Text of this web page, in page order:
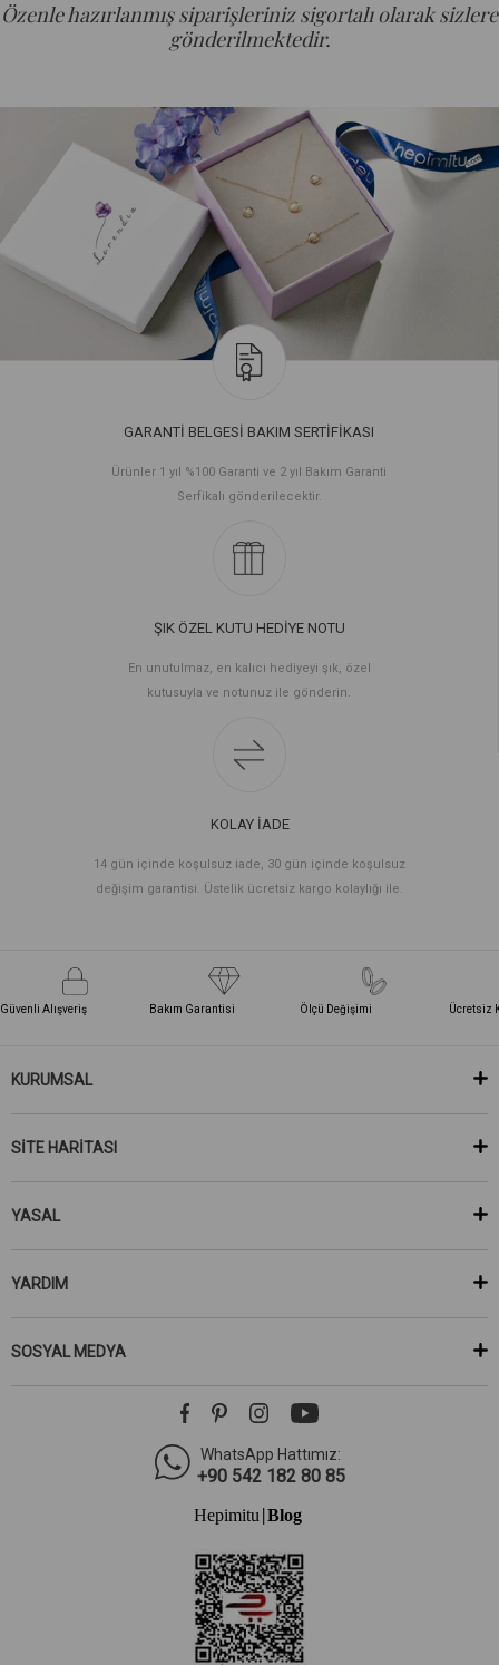
Özenle hazırlanmış siparişleriniz sigortalı olarak sizlere
gönderilmektedir.
GARANTİ BELGESİ BAKIM SERTİFİKASI
Ürünler 1 yıl %100 Garanti ve 2 yıl Bakım Garanti
Serfikalı gönderilecektir.
ŞIK ÖZEL KUTU HEDİYE NOTU
En unutulmaz, en kalıcı hediyeyi şık, özel
kutusuyla ve notunuz ile gönderin.
KOLAY İADE
14 gün içinde koşulsuz iade, 30 gün içinde koşulsuz
değişim garantisi. Üstelik ücretsiz kargo kolaylığı ile.
Güvenli Alışveriş Bakım Garantisi Ölçü Değişimi Ücretsiz
KURUMSAL
SİTE HARİTASI
YASAL
YARDIM
SOSYAL MEDYA
WhatsApp Hattımız:
+90 542 182 80 85
Hepimitu| Blog